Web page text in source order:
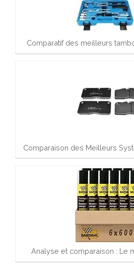
Comparatif des meilleurs
Comparaison des Meilleurs
Analyse et comparaison : Le